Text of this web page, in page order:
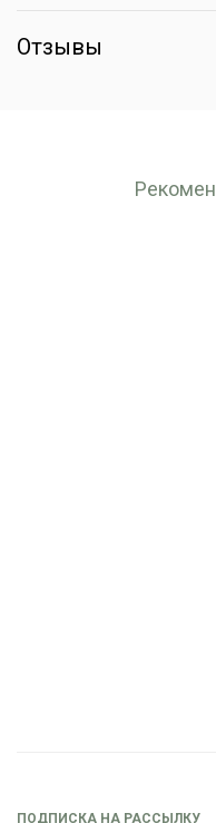
Отзывы
ПОДПИСКА НА РАССЫЛКУ